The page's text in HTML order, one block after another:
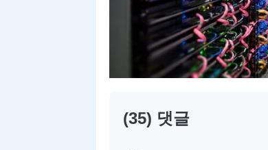
(35) 댓글